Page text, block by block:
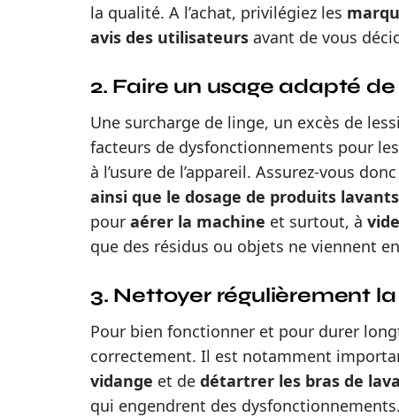
la qualité. A l’achat, privilégiez les
avis des utilisateurs avant de vous
2. Faire un usage adapté
Une surcharge de linge, un excès de
facteurs de dysfonctionnements pour
à l’usure de l’appareil. Assurez-vous
ainsi que le dosage de produits lavants
pour aérer la machine et surtout, à
que des résidus ou objets ne viennent
3. Nettoyer régulièrement
Pour bien fonctionner et pour durer
correctement. Il est notamment
vidange et de détartrer les bras de
qui engendrent des dysfonctionnements.